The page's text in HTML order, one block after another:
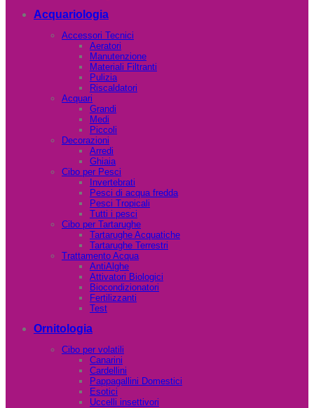
Acquariologia
Accessori Tecnici
Aeratori
Manutenzione
Materiali Filtranti
Pulizia
Riscaldatori
Acquari
Grandi
Medi
Piccoli
Decorazioni
Arredi
Ghiaia
Cibo per Pesci
Invertebrati
Pesci di acqua fredda
Pesci Tropicali
Tutti i pesci
Cibo per Tartarughe
Tartarughe Acquatiche
Tartarughe Terrestri
Trattamento Acqua
AntiAlghe
Attivatori Biologici
Biocondizionatori
Fertilizzanti
Test
Ornitologia
Cibo per volatili
Canarini
Cardellini
Pappagallini Domestici
Esotici
Uccelli insettivori